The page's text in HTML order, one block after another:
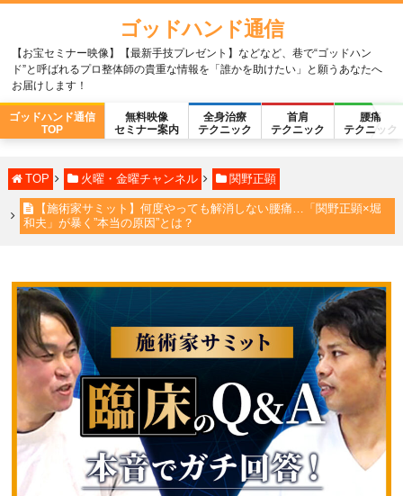
ゴッドハンド通信
【お宝セミナー映像】【最新手技プレゼント】などなど、巷で“ゴッドハン
ド”と呼ばれるプロ整体師の貴重な情報を「誰かを助けたい」と願うあなたへ
お届けします！
ゴッドハンド通信
TOP
無料映像
セミナー案内
全身治療
テクニック
首肩
テクニック
腰痛
テクニック
TOP 火曜・金曜チャンネル 関野正顕
【施術家サミット】何度やっても解消しない腰痛…「関野正顕×堀
和夫」が暴く”本当の原因”とは？